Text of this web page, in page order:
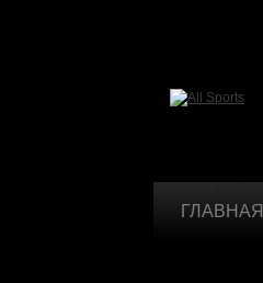
ГЛАВНАЯ